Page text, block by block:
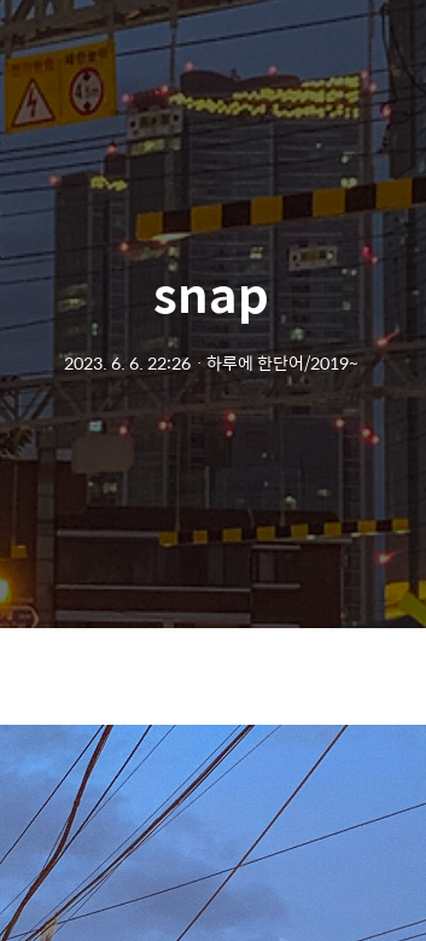
snap
2023. 6. 6. 22:26 ㆍ하루에 한단어/2019~